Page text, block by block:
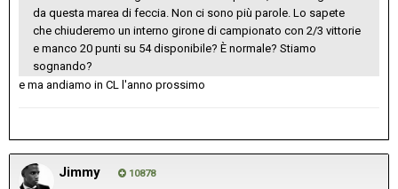
da questa marea di feccia. Non ci sono più parole. Lo sapete
che chiuderemo un interno girone di campionato con 2/3 vittorie
e manco 20 punti su 54 disponibile? È normale? Stiamo
sognando?
e ma andiamo in CL l'anno prossimo
Jimmy 10878